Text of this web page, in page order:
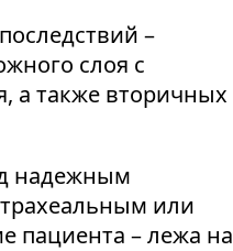
–
слоя с
а также вторичных
надежным
или
пациента – лежа на